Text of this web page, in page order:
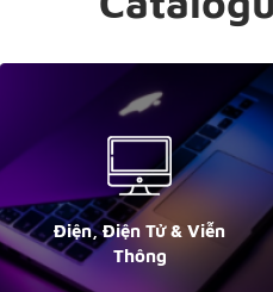
Điện, Điện Tử & Viễn
Thông